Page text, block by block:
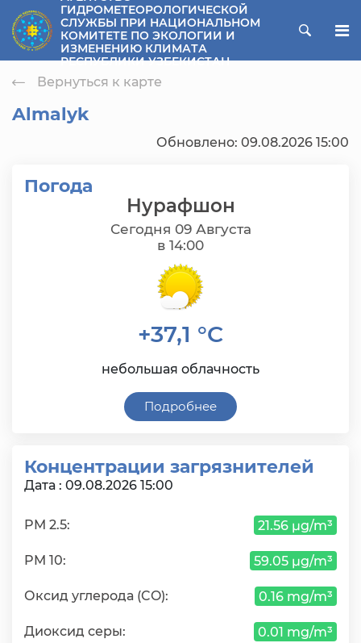
menu
ГИДРОМЕТЕОРОЛОГИЧЕСКОЙ
СЛУЖБЫ ПРИ НАЦИОНАЛЬНОМ
КОМИТЕТЕ ПО ЭКОЛОГИИ И
ИЗМЕНЕНИЮ КЛИМАТА
РЕСПУБЛИКИ УЗБЕКИСТАН
Вернуться к карте
Almalyk
Обновлено: 09.08.2026 15:00
Погода
Нурафшон
Сегодня 09 Августа
в 14:00
+37,1 °C
небольшая облачность
Подробнее
Концентрации загрязнителей
Дата : 09.08.2026 15:00
PM 2.5: 21.56 µg/m³
PM 10: 59.05 µg/m³
Оксид углерода (CO): 0.16 mg/m³
Диоксид серы: 0.01 mg/m³